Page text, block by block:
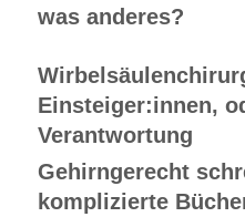
was anderes?
Einsteiger:innen,
Verantwortung
Gehirngerecht
komplizierte